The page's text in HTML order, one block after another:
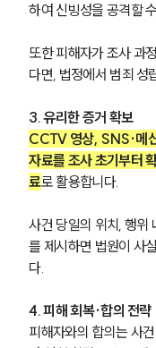
하여 신빙성을 공격할
또한 피해자가 조사 과
다면, 법정에서 범죄 성
3. 유리한 증거 확보
CCTV 영상, SNS·메
자료를 조사 초기부터
료로 활용합니다.
사건 당일의 위치, 행위
를 제시하면 법원이 사
다.
4. 피해 회복·합의 전략
피해자와의 합의는 사